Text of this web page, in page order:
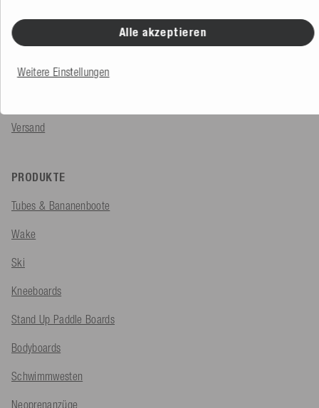
SERVICE & INFOS
Bestellung
Versand
PRODUKTE
Tubes & Bananenboote
Wake
Ski
Kneeboards
Stand Up Paddle Boards
Bodyboards
Schwimmwesten
Neoprenanzüge
Alle akzeptieren
Weitere Einstellungen